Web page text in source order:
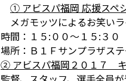
① アビスパ福岡 応援スペ
メガモッツによるお笑い
時間：１５:００～１５:３０
場所：Ｂ１Ｆサンプラザス
② アビスパ福岡２０１７